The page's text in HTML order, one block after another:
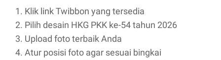
Klik link Twibbon yang tersedia
Pilih desain HKG PKK ke-54 tahun 2026
Upload foto terbaik Anda
Atur posisi foto agar sesuai bingkai